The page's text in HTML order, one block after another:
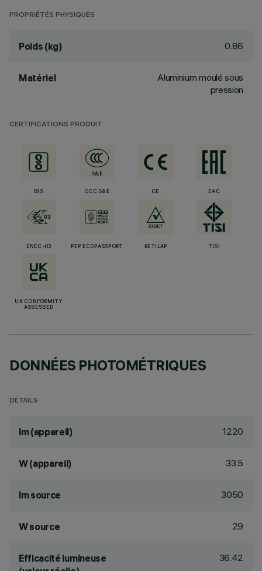
PROPRIÉTÉS PHYSIQUES
Poids (kg) 0.86
Matériel
Aluminium moulé sous
pression
CERTIFICATIONS PRODUIT
BIS CCC S&E CE EAC
ENEC-03 PEP ECOPASSPORT RETILAP TISI
UK CONFORMITY
ASSESSED
DONNÉES PHOTOMÉTRIQUES
DÉTAILS
lm (appareil) 1220
W (appareil) 33.5
lm source 3050
W source 29
Efficacité lumineuse
36.42